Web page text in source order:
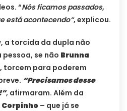
“Nós ficamos passados,
está acontecendo“, explicou.
a torcida da dupla não
se não Brunna
torcem para poderem
“Precisamos desse
, afirmaram. Além da
Corpinho – que já se